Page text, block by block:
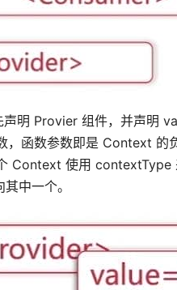
明 Provier 组件，并声明
，函数参数即是 Context
Context 使用
中一个。